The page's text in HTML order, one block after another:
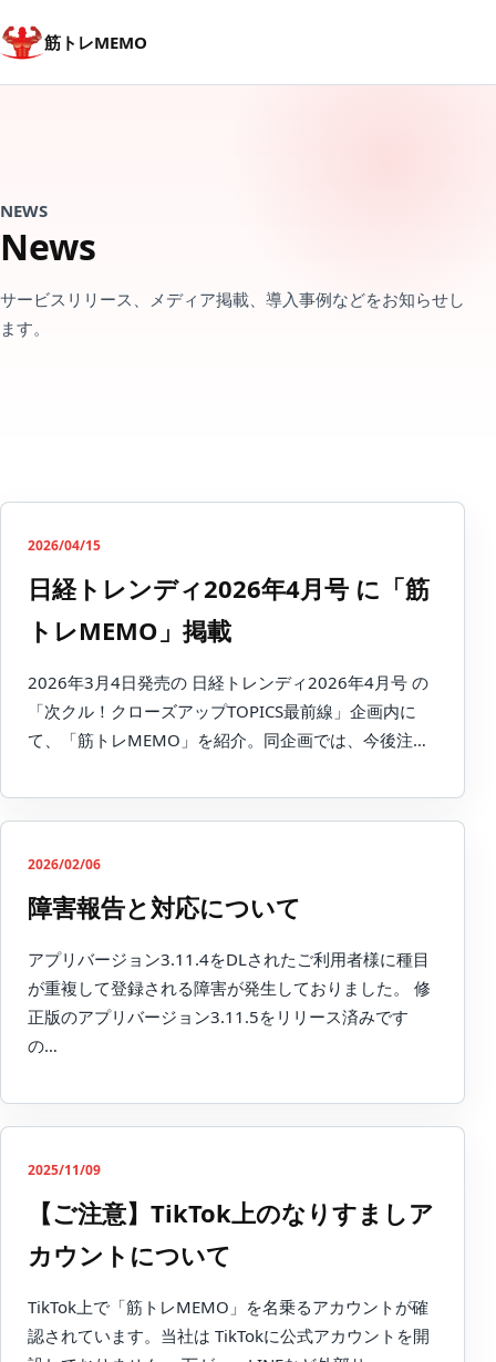
筋トレMEMO
NEWS
News
サービスリリース、メディア掲載、導入事例などをお知らせし
ます。
2026/04/15
日経トレンディ2026年4月号 に「筋
トレMEMO」掲載
2026年3月4日発売の 日経トレンディ2026年4月号 の
「次クル！クローズアップTOPICS最前線」企画内に
て、「筋トレMEMO」を紹介。同企画では、今後注…
2026/02/06
障害報告と対応について
アプリバージョン3.11.4をDLされたご利用者様に種目
が重複して登録される障害が発生しておりました。 修
正版のアプリバージョン3.11.5をリリース済みです
の…
2025/11/09
【ご注意】TikTok上のなりすましア
カウントについて
TikTok上で「筋トレMEMO」を名乗るアカウントが確
認されています。当社は TikTokに公式アカウントを開